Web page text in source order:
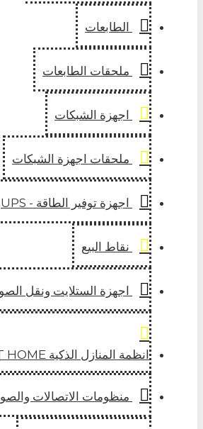
الطابعات
ملحقات الطابعات
اجهزة الشبكات
ملحقات اجهزة الشبكات
اجهزة توفير الطاقة - UPS
نقاط البيع
اجهزة الستلايت ونقل الصورة
انظمة المنازل الذكية SMART HOME
منظومات الاتصالات والصوتيات